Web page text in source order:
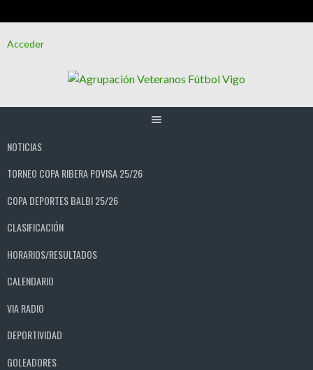
alAcceder
NOTICIAS
TORNEO COPA RIBERA POVISA 25/26
COPA DEPORTES BALBI 25/26
CLASIFICACIÓN
HORARIOS/RESULTADOS
CALENDARIO
VIA RADIO
DEPORTIVIDAD
GOLEADORES